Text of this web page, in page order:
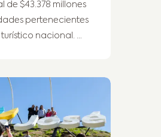
de $43.378 millones
pertenecientes
nacional. …